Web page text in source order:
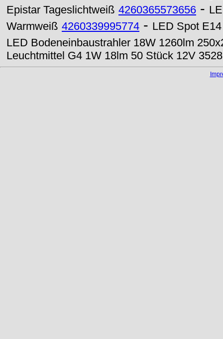
Epistar Tageslichtweiß 4260365573656 -
Warmweiß 4260339995774 - LED Spot
LED Bodeneinbaustrahler 18W 1260lm
Leuchtmittel G4 1W 18lm 50 Stück 12V